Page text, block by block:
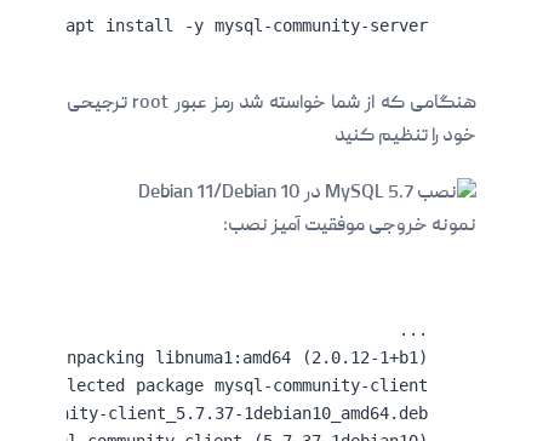
sudo apt install -y mysql-community-server
هنگامی که از شما خواسته شد رمز عبور root ترجیحی
خود را تنظیم کنید
نمونه خروجی موفقیت آمیز نصب: